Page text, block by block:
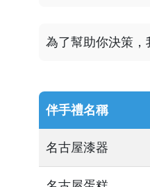
為了幫助你決策，
伴手禮名稱
名古屋漆器